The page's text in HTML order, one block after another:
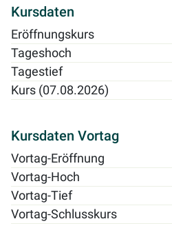
Kursdaten
Eröffnungskurs
Tageshoch
Tagestief
Kurs (07.08.2026)
Kursdaten Vortag
Vortag-Eröffnung
Vortag-Hoch
Vortag-Tief
Vortag-Schlusskurs